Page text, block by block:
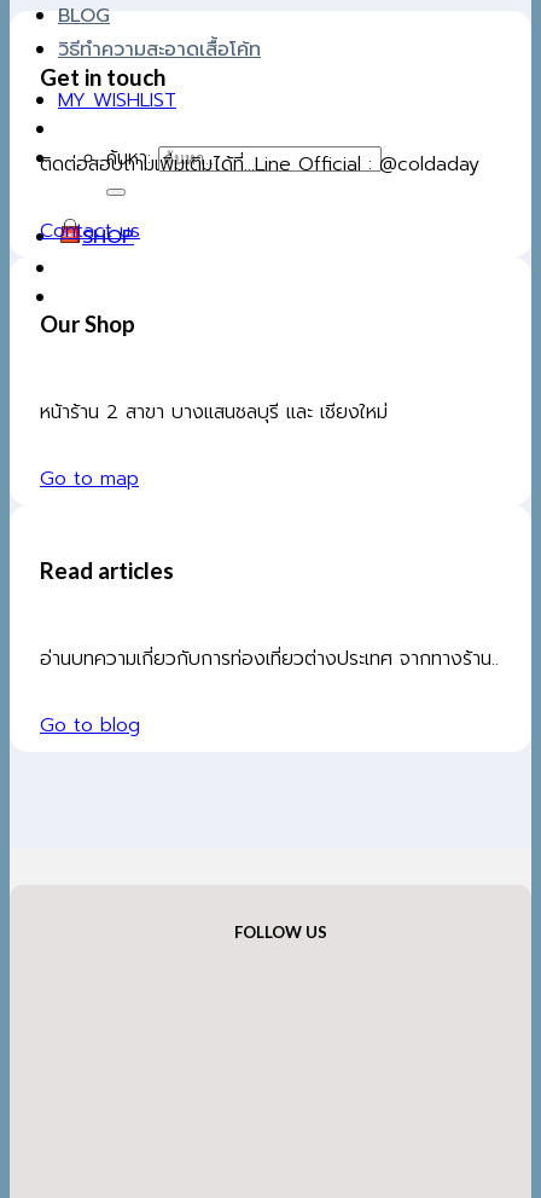
BLOG
วิธีทำความสะอาดเสื้อโค้ท
MY WISHLIST
ค้นหา:
SHOP
Get in touch
ติดต่อสอบถามเพิ่มเติมได้ที่...Line Official : @coldaday
Contact us
Our Shop
หน้าร้าน 2 สาขา บางแสนชลบุรี และ เชียงใหม่
Go to map
Read articles
อ่านบทความเกี่ยวกับการท่องเที่ยวต่างประเทศ จากทางร้าน..
Go to blog
FOLLOW US